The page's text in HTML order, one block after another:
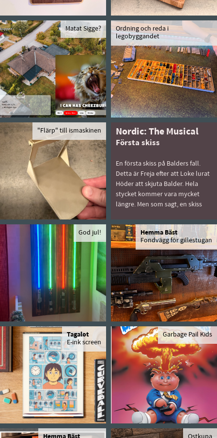
Matat Sigge?
Ordning och reda i
legobyggandet
"Flärp" till ismaskinen Nordic: The Musical
Första skiss
En första skiss på Balders fall.
Detta är Freja efter att Loke lurat
Höder att skjuta Balder. Hela
stycket kommer vara mycket
längre. Men som sagt, en skiss
God jul!
Hemma Bäst
Fondvägg för gillestugan
Tagalot
E-ink screen
Garbage Pail Kids